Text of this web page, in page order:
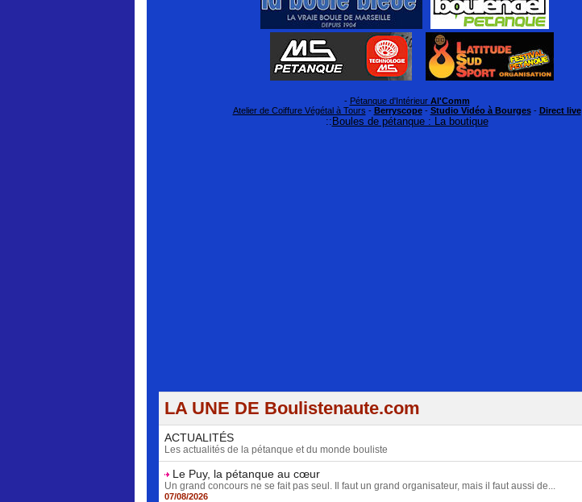
- Pétanque d'Intérieur Al'Comm
Atelier de Coiffure Végétal à Tours - Berryscope- Studio Vidéo à Bourges- Direct live
::Boules de pétanque : La boutique
LA UNE DE Boulistenaute.com
ACTUALITÉS
Les actualités de la pétanque et du monde bouliste
Le Puy, la pétanque au cœur
Un grand concours ne se fait pas seul. Il faut un grand organisateur, mais il faut aussi de...
07/08/2026